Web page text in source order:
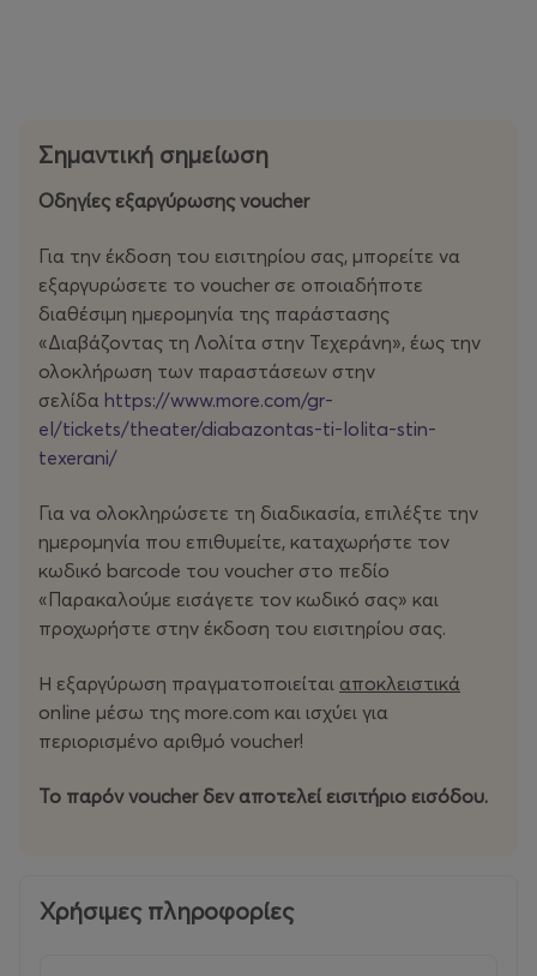
Σημαντική σημείωση
Οδηγίες εξαργύρωσης voucher
Για την έκδοση του εισιτηρίου σας, μπορείτε να
εξαργυρώσετε το voucher σε οποιαδήποτε
διαθέσιμη ημερομηνία της παράστασης
«Διαβάζοντας τη Λολίτα στην Τεχεράνη», έως την
ολοκλήρωση των παραστάσεων στην
σελίδα https://www.more.com/gr-
el/tickets/theater/diabazontas-ti-lolita-stin-
texerani/
Για να ολοκληρώσετε τη διαδικασία, επιλέξτε την
ημερομηνία που επιθυμείτε, καταχωρήστε τον
κωδικό barcode του voucher στο πεδίο
«Παρακαλούμε εισάγετε τον κωδικό σας» και
προχωρήστε στην έκδοση του εισιτηρίου σας.
Η εξαργύρωση πραγματοποιείται αποκλειστικά
online μέσω της more.com και ισχύει για
περιορισμένο αριθμό voucher!
Το παρόν voucher δεν αποτελεί εισιτήριο εισόδου.
Χρήσιμες πληροφορίες